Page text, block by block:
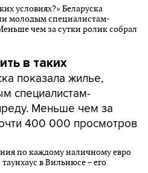
в таких
показала жилье,
специалистам-
Меньше чем за
400 000 просмотров